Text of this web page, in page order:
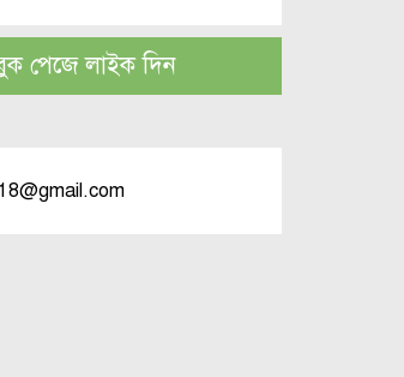
কাকে বলে এবং প্রকারসহ
পরিবর্তনের উদাহরণ
পেজে লাইক দিন